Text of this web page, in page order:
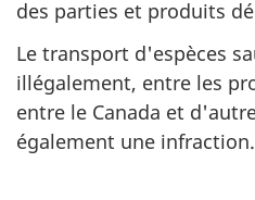
des parties et produits
Le transport d'espèces
illégalement, entre les
entre le Canada et
également une infraction.